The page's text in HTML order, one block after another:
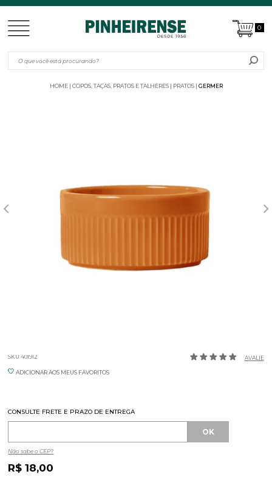
0
HOME COPOS, TAÇAS, PRATOS E TALHERES PRATOS GERMER
SKU 401912 AVALIE
ADICIONAR AOS MEUS FAVORITOS
CONSULTE FRETE E PRAZO DE ENTREGA
Não sabe o CEP?
R$ 18,00